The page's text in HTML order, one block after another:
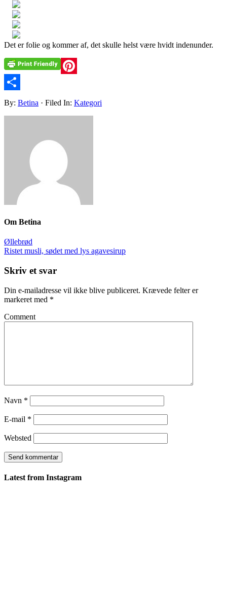
Det er folie og kommer af, det skulle helst være hvidt indenunder.
Pinterest
Share
By: Betina · Filed In: Kategori
Om Betina
Øllebrød
Ristet musli, sødet med lys agavesirup
Skriv et svar
Din e-mailadresse vil ikke blive publiceret. Krævede felter er
markeret med *
Comment
Navn *
E-mail *
Websted
Latest from Instagram